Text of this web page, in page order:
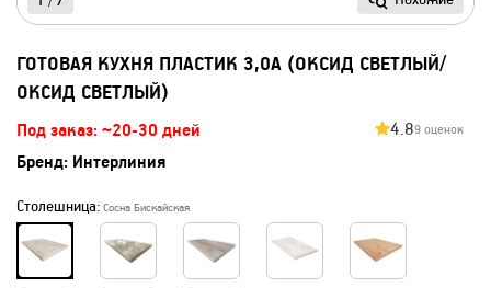
ГОТОВАЯ КУХНЯ ПЛАСТИК 3,0А (ОКСИД СВЕТЛЫЙ/
ОКСИД СВЕТЛЫЙ)
Под заказ: ~20-30 дней 4.89 оценок
Бренд: Интерлиния
Столешница: Сосна Бискайская